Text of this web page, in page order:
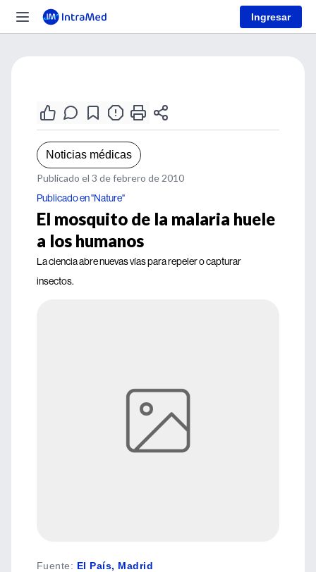
Ingresar
Noticias médicas
Publicado el 3 de febrero de 2010
Publicado en "Nature"
El mosquito de la malaria huele
a los humanos
La ciencia abre nuevas vías para repeler o capturar
insectos.
Fuente: El País, Madrid